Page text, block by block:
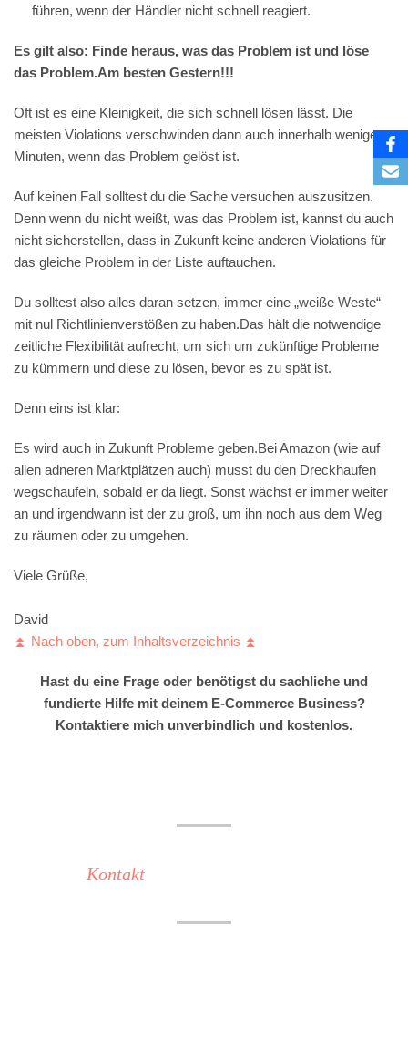
führen, wenn der Händler nicht schnell reagiert.
Es gilt also: Finde heraus, was das Problem ist und löse
das Problem.Am besten Gestern!!!
Oft ist es eine Kleinigkeit, die sich schnell lösen lässt. Die
meisten Violations verschwinden dann auch innerhalb weniger
Minuten, wenn das Problem gelöst ist.
Auf keinen Fall solltest du die Sache versuchen auszusitzen.
Denn wenn du nicht weißt, was das Problem ist, kannst du auch
nicht sicherstellen, dass in Zukunft keine anderen Violations für
das gleiche Problem in der Liste auftauchen.
Du solltest also alles daran setzen, immer eine „weiße Weste“
mit nul Richtlinienverstößen zu haben.Das hält die notwendige
zeitliche Flexibilität aufrecht, um sich um zukünftige Probleme
zu kümmern und diese zu lösen, bevor es zu spät ist.
Denn eins ist klar:
Es wird auch in Zukunft Probleme geben.Bei Amazon (wie auf
allen adneren Marktplätzen auch) musst du den Dreckhaufen
wegschaufeln, sobald er da liegt. Sonst wächst er immer weiter
an und irgendwann ist der zu groß, um ihn noch aus dem Weg
zu räumen oder zu umgehen.
Viele Grüße,
David
⏫ Nach oben, zum Inhaltsverzeichnis ⏫
Hast du eine Frage oder benötigst du sachliche und
fundierte Hilfe mit deinem E-Commerce Business?
Kontaktiere mich unverbindlich und kostenlos.
Kontakt